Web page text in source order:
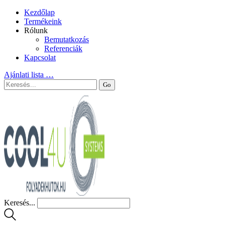
Kezdőlap
Termékeink
Rólunk
Bemutatkozás
Referenciák
Kapcsolat
Ajánlati lista …
Keresés...